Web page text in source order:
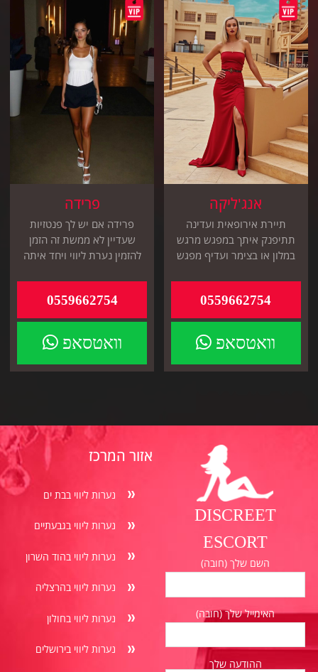
אנג'ליקה
תיירת אירופאית ועדינה
תתיפנק איתך במפגש מרגש
במלון או בצימר ועדיף מפגש
0559662754
וואטסאפ
פרידה
פרידה אם יש לך פנטזיות
שעדיין לא ממשת זה הזמן
להזמין נערת ליווי ויחד איתה
לביתך
0559662754
וואטסאפ
DISCREET
ESCORT
השם שלך (חובה)
האימייל שלך (חובה)
ההודעה שלך
אזור המרכז
נערות ליווי בבת ים
נערות ליווי בגבעתיים
נערות ליווי בהוד השרון
נערות ליווי בהרצליה
נערות ליווי בחולון
נערות ליווי בירושלים